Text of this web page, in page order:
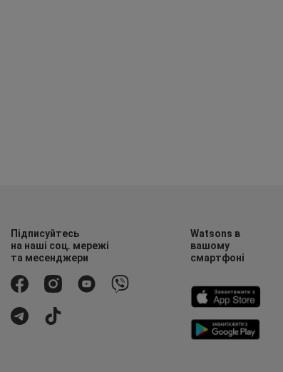
Підписуйтесь
на наші соц. мережі
та месенджери
Watsons в
вашому
смартфоні